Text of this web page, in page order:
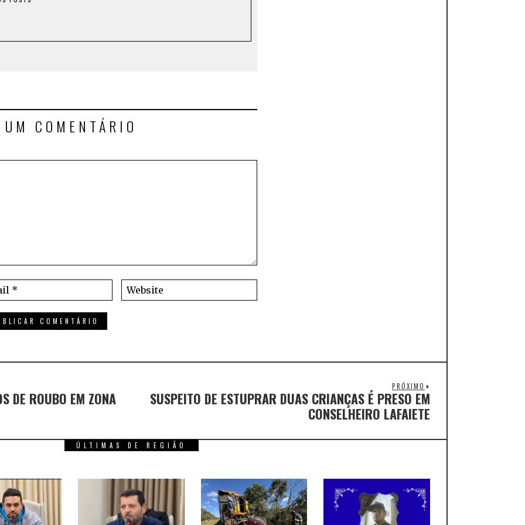
COMENTÁRIO
DE ROUBO EM ZONA
PRÓXIMO
SUSPEITO DE ESTUPRAR DUAS CRIANÇAS É PRESO EM
CONSELHEIRO LAFAIETE
ÚLTIMAS DE REGIÃO